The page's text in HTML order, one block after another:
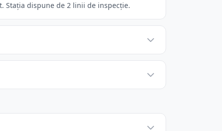
Stația dispune de 2 linii de inspecție.